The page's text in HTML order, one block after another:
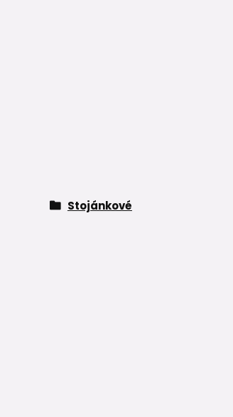
Stojánkové